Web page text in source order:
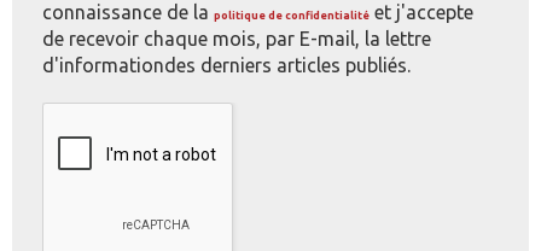
connaissance de la politique de confidentialité et j'accepte
de recevoir chaque mois, par E-mail, la lettre
d'informationdes derniers articles publiés.